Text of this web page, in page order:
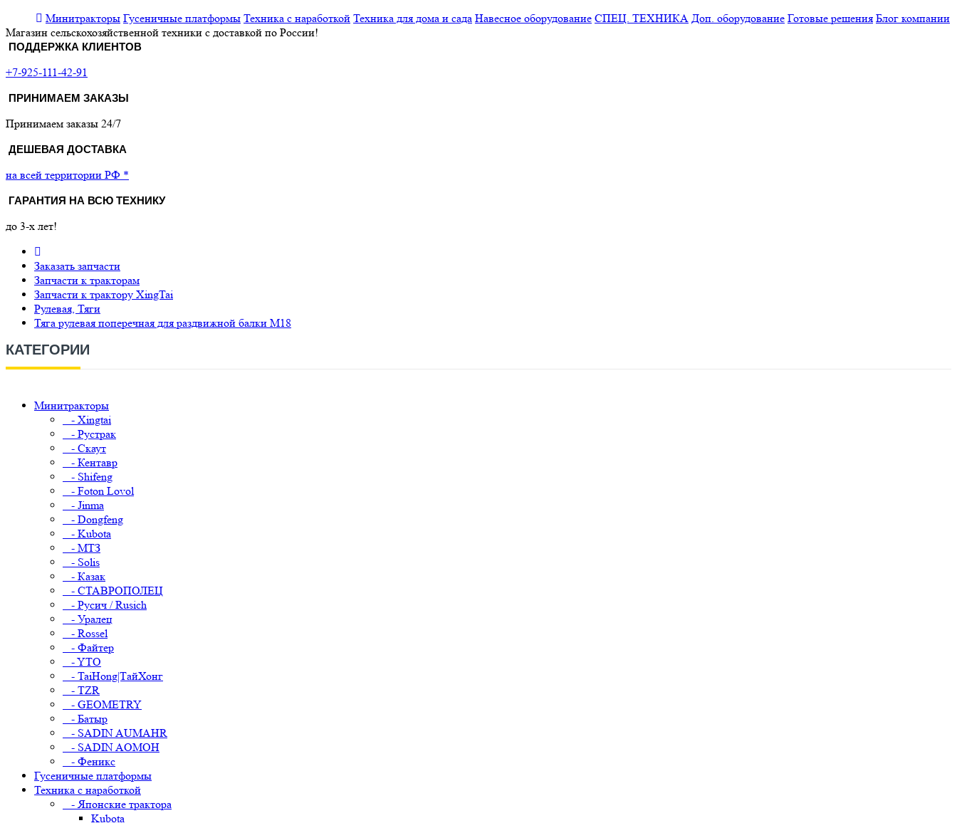
Минитракторы Гусеничные платформы Техника с наработкой Техника для дома и сада Навесное оборудование СПЕЦ. ТЕХНИКА Доп. оборудование Готовые решения Блог компании
Магазин сельскохозяйственной техники с доставкой по России!
ПОДДЕРЖКА КЛИЕНТОВ
+7-925-111-42-91
ПРИНИМАЕМ ЗАКАЗЫ
Принимаем заказы 24/7
ДЕШЕВАЯ ДОСТАВКА
на всей территории РФ *
ГАРАНТИЯ НА ВСЮ ТЕХНИКУ
до 3-х лет!
Заказать запчасти
Запчасти к тракторам
Запчасти к трактору XingTai
Рулевая, Тяги
Тяга рулевая поперечная для раздвижной балки М18
КАТЕГОРИИ
Минитракторы
- Xingtai
- Рустрак
- Скаут
- Кентавр
- Shifeng
- Foton Lovol
- Jinma
- Dongfeng
- Kubota
- МТЗ
- Solis
- Казак
- СТАВРОПОЛЕЦ
- Русич / Rusich
- Уралец
- Rossel
- Файтер
- YTO
- TaiHong|ТайХонг
- TZR
- GEOMETRY
- Батыр
- SADIN AUMAHR
- SADIN AOMOH
- Феникс
Гусеничные платформы
Техника с наработкой
- Японские трактора
Kubota